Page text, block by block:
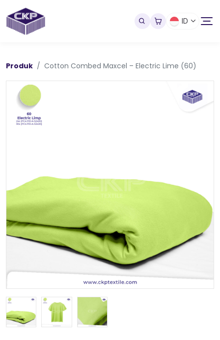
ID
Produk Cotton Combed Maxcel – Electric Lime (60)